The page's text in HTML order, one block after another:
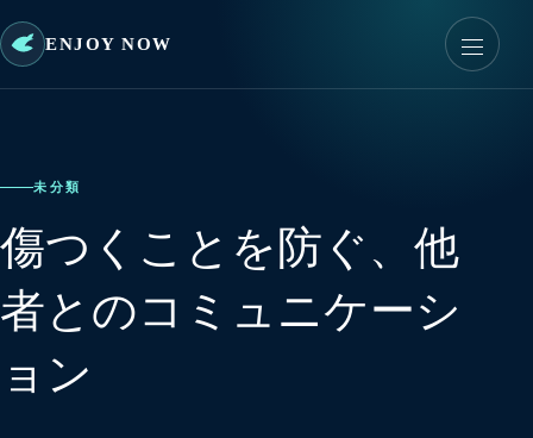
ENJOY NOW
未分類
傷つくことを防ぐ、他
者とのコミュニケーシ
ョン